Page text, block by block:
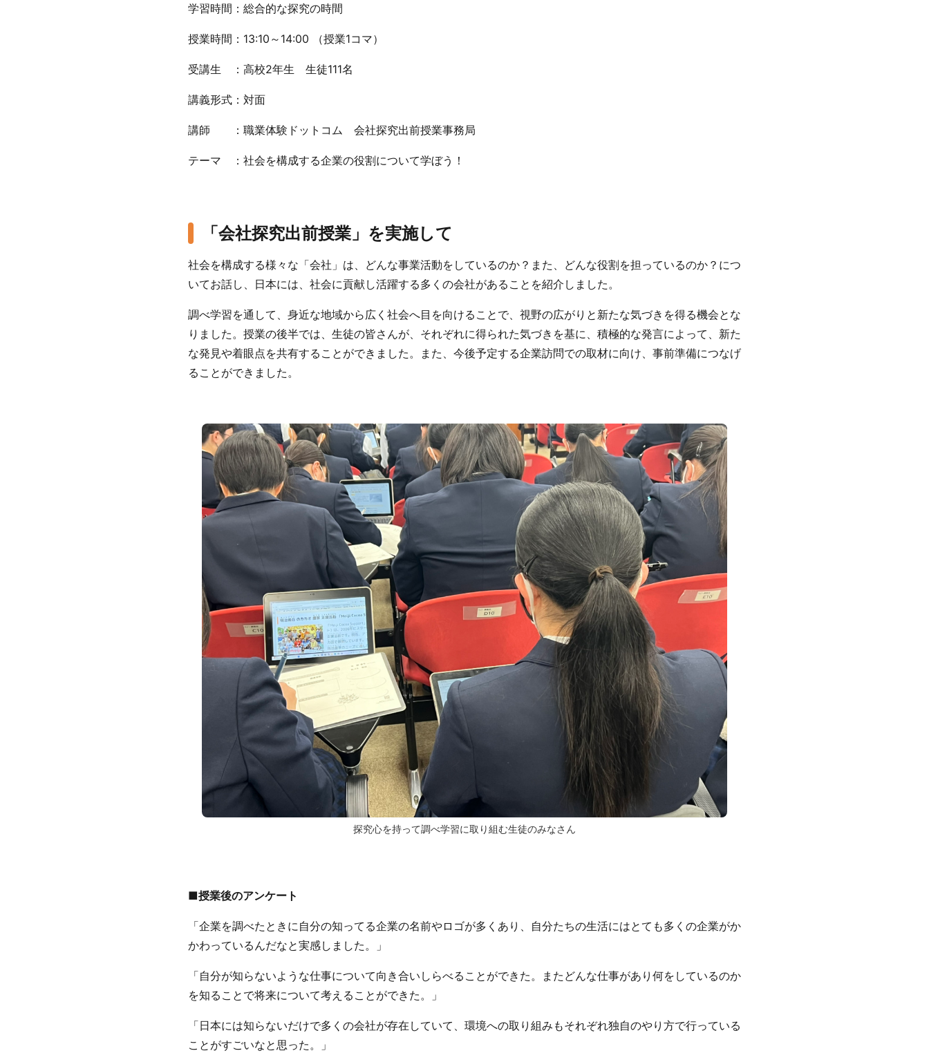
学習時間：総合的な探究の時間
授業時間：13:10～14:00 （授業1コマ）
受講生 ：高校2年生 生徒111名
講義形式：対面
講師 ：職業体験ドットコム 会社探究出前授業事務局
テーマ ：社会を構成する企業の役割について学ぼう！
「会社探究出前授業」を実施して
社会を構成する様々な「会社」は、どんな事業活動をしているのか？また、どんな役割を担っているのか？につ
いてお話し、日本には、社会に貢献し活躍する多くの会社があることを紹介しました。
調べ学習を通して、身近な地域から広く社会へ目を向けることで、視野の広がりと新たな気づきを得る機会とな
りました。授業の後半では、生徒の皆さんが、それぞれに得られた気づきを基に、積極的な発言によって、新た
な発見や着眼点を共有することができました。また、今後予定する企業訪問での取材に向け、事前準備につなげ
ることができました。
探究心を持って調べ学習に取り組む生徒のみなさん
■授業後のアンケート
「企業を調べたときに自分の知ってる企業の名前やロゴが多くあり、自分たちの生活にはとても多くの企業がか
かわっているんだなと実感しました。」
「自分が知らないような仕事について向き合いしらべることができた。またどんな仕事があり何をしているのか
を知ることで将来について考えることができた。」
「日本には知らないだけで多くの会社が存在していて、環境への取り組みもそれぞれ独自のやり方で行っている
ことがすごいなと思った。」